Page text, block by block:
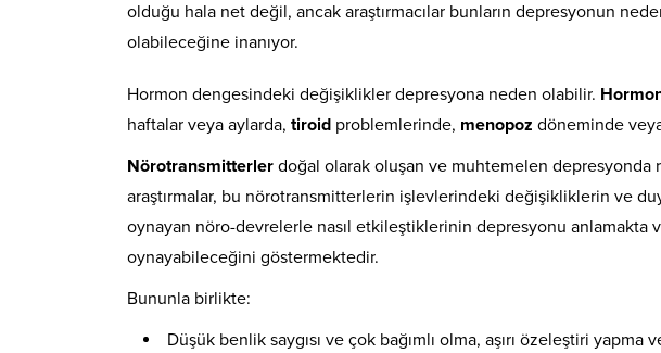
olduğu hala net değil, ancak araştırmacılar bunların depresyonun
olabileceğine inanıyor.
Hormon dengesindeki değişiklikler depresyona neden olabilir.
haftalar veya aylarda, tiroid problemlerinde, menopoz döneminde
Nörotransmitterler doğal olarak oluşan ve muhtemelen depresyonda
araştırmalar, bu nörotransmitterlerin işlevlerindeki değişikliklerin ve
oynayan nöro-devrelerle nasıl etkileştiklerinin depresyonu anlamakta
oynayabileceğini göstermektedir.
Bununla birlikte:
Düşük benlik saygısı ve çok bağımlı olma, aşırı özeleştiri yapma